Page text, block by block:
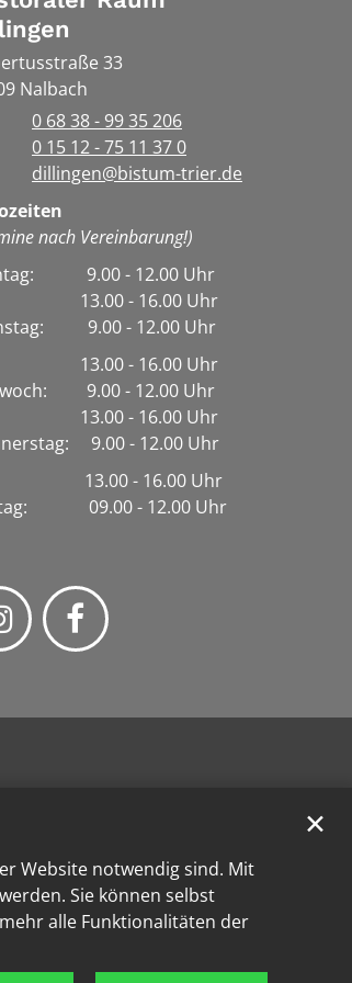
Website notwendig sind. Mit
Sie können selbst
alle Funktionalitäten der
✕
33
Nalbach
0 68 38 - 99 35 206
0 15 12 - 75 11 37 0
dillingen@bistum-trier.de
nach Vereinbarung!)
9.00 - 12.00 Uhr
- 16.00 Uhr
9.00 - 12.00 Uhr
- 16.00 Uhr
9.00 - 12.00 Uhr
- 16.00 Uhr
9.00 - 12.00 Uhr
- 16.00 Uhr
09.00 - 12.00 Uhr